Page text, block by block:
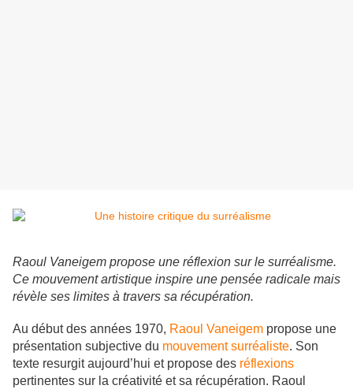
Raoul Vaneigem propose une réflexion sur le surréalisme.
Ce mouvement artistique inspire une pensée radicale mais
révèle ses limites à travers sa récupération.
Au début des années 1970, Raoul Vaneigem propose une
présentation subjective du mouvement surréaliste. Son
texte resurgit aujourd’hui et propose des réflexions
pertinentes sur la créativité et sa récupération. Raoul